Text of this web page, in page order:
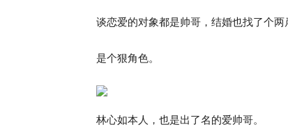
谈恋爱的对象都是帅哥，结婚也找了个
是个狠角色。
林心如本人，也是出了名的爱帅哥。